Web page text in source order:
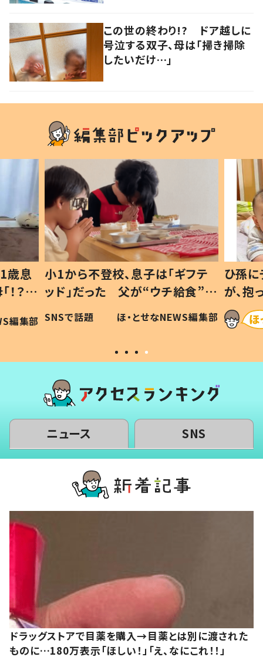
この世の終わり!? ドア越しに
号泣する双子、母は「掃き掃除
したいだけ…」
歳息
？」
編集部
小1から不登校、息子は「ギフテ
ッド」だった 父が“ウチ給食”を
作り続ける理由とは #令和の親
#令和の子
SNSで話題 ほ・とせなNEWS編集部
ひ孫
が、
「涙が
い」
ニュース SNS
ドラッグストアで目薬を購入→目薬とは別に渡された
ものに…180万表示「ほしい！」「え、なにこれ！！」